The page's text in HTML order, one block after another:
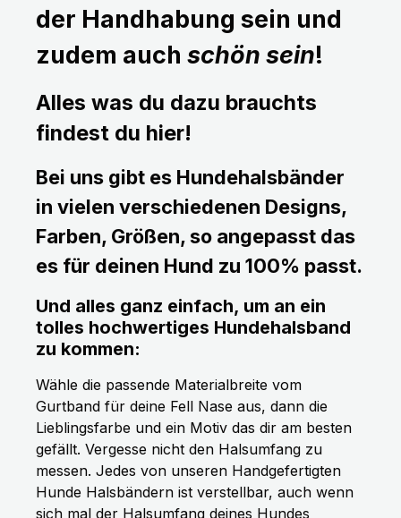
der Handhabung sein und
zudem auch schön sein!
Alles was du dazu brauchts
findest du hier!
Bei uns gibt es Hundehalsbänder
in vielen verschiedenen Designs,
Farben, Größen, so angepasst das
es für deinen Hund zu 100% passt.
Und alles ganz einfach, um an ein
tolles hochwertiges Hundehalsband
zu kommen:
Wähle die passende Materialbreite vom
Gurtband für deine Fell Nase aus, dann die
Lieblingsfarbe und ein Motiv das dir am besten
gefällt. Vergesse nicht den Halsumfang zu
messen. Jedes von unseren Handgefertigten
Hunde Halsbändern ist verstellbar, auch wenn
sich mal der Halsumfang deines Hundes